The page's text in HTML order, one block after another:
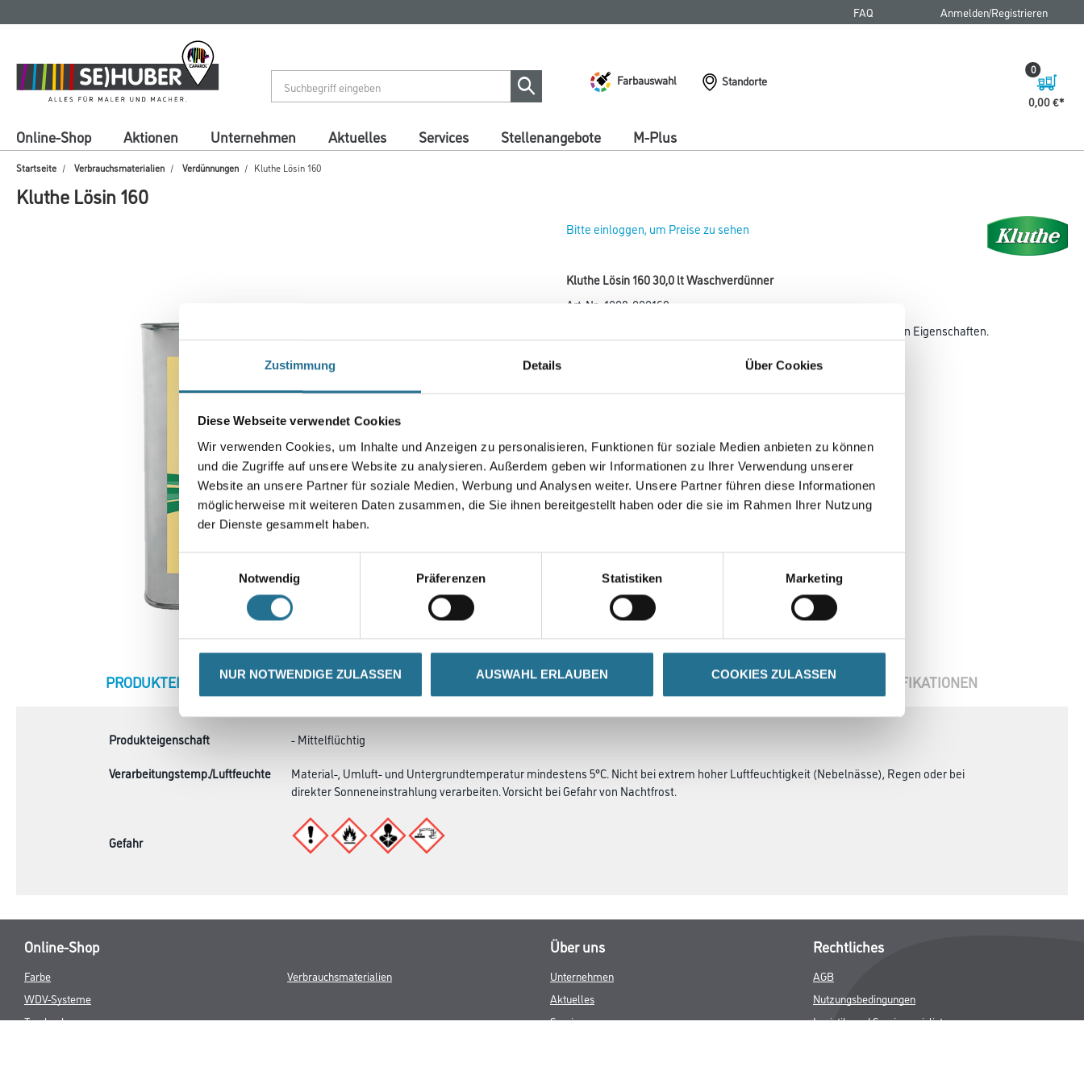
Zustimmung Details Über Cookies
Diese Webseite verwendet Cookies
Wir verwenden Cookies, um Inhalte und Anzeigen zu personalisieren, Funktionen für soziale Medien anbieten zu können
und die Zugriffe auf unsere Website zu analysieren. Außerdem geben wir Informationen zu Ihrer Verwendung unserer
Website an unsere Partner für soziale Medien, Werbung und Analysen weiter. Unsere Partner führen diese Informationen
möglicherweise mit weiteren Daten zusammen, die Sie ihnen bereitgestellt haben oder die sie im Rahmen Ihrer Nutzung
der Dienste gesammelt haben.
Notwendig
Präferenzen Statistiken Marketing
NUR NOTWENDIGE ZULASSEN AUSWAHL ERLAUBEN COOKIES ZULASSEN
springen
springen
FAQ Anmelden/Registrieren
Farbauswahl
Standorte
0,00 €
0
Online-Shop Aktionen Unternehmen Aktuelles Services Stellenangebote M-Plus
Startseite Verbrauchsmaterialien Verdünnungen Kluthe Lösin 160
Kluthe Lösin 160
Bitte einloggen, um Preise zu sehen
Kluthe Lösin 160 30,0 lt Waschverdünner
Art-Nr.: 1008-000169
Reinigungs- und Waschverdünner mit hervorragenden fettlösenden Eigenschaften.
Umrechnungsfaktoren
CURRENT
PRODUKTEIGENSCHAFTEN ZUSATZINFOS GEFAHRENHINWEISE DATENBLÄTTER SPEZIFIKATIONEN
Produkteigenschaft
- Mittelflüchtig
Verarbeitungstemp./Luftfeuchte
Material-, Umluft- und Untergrundtemperatur mindestens 5°C. Nicht bei extrem hoher Luftfeuchtigkeit (Nebelnässe), Regen oder bei
direkter Sonneneinstrahlung verarbeiten. Vorsicht bei Gefahr von Nachtfrost.
Gefahr
Online-Shop
Farbe
WDV-Systeme
Trockenbau
Verbrauchsmaterialien
Über uns
Unternehmen
Aktuelles
Services
Rechtliches
AGB
Nutzungsbedingungen
Logistik- und Servicepreisliste